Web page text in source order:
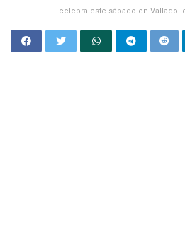
celebra este sábado en